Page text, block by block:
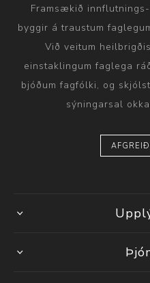
Framsækið
byggir á traustum
Við veitum
einstaklingum faglega
bjóðum fagfólki, og
sýningarsal